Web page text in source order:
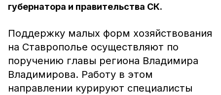
губернатора и правительства СК.
Поддержку малых форм хозяйствования
на Ставрополье осуществляют по
поручению главы региона Владимира
Владимирова. Работу в этом
направлении курируют специалисты